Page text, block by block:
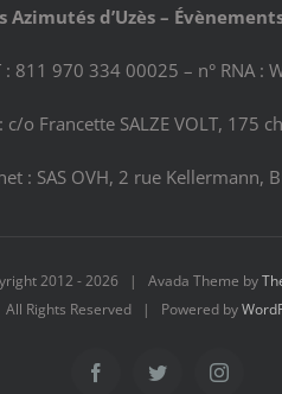
Azimutés d’Uzès –
: 811 970 334 00025 – n° RNA :
o Francette SALZE VOLT, 175
: SAS OVH, 2 rue Kellermann,
2012 -2026 | Avada Theme by
All Rights Reserved | Powered by
FacebookTwitter Instagram